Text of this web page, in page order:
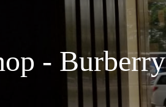
- Burberry